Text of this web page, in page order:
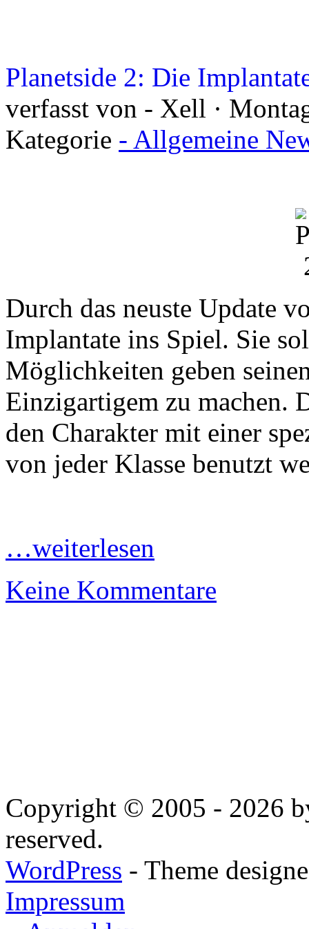
Planetside 2: Die
verfasst von - Xell ·
Kategorie - Allgemeine
Durch das neuste Update
Implantate ins Spiel. Sie
Möglichkeiten geben
Einzigartigem zu machen.
den Charakter mit einer
von jeder Klasse benutzt
…weiterlesen
Keine Kommentare
Copyright © 2005 - 2026
reserved.
WordPress - Theme
Impressum